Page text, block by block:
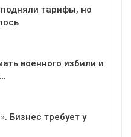
тарифы, но
военного избили и
Бизнес требует у